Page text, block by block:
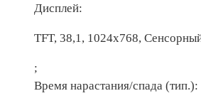
Дисплей:
TFT, 38,1, 1024х768,
;
Время нарастания/спада (тип.):